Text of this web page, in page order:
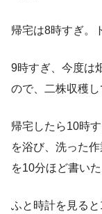
帰宅は8時すぎ。
9時すぎ、今度は
ので、二株収穫し
帰宅したら10時
を浴び、洗った
を10分ほど書いた
ふと時計を見る